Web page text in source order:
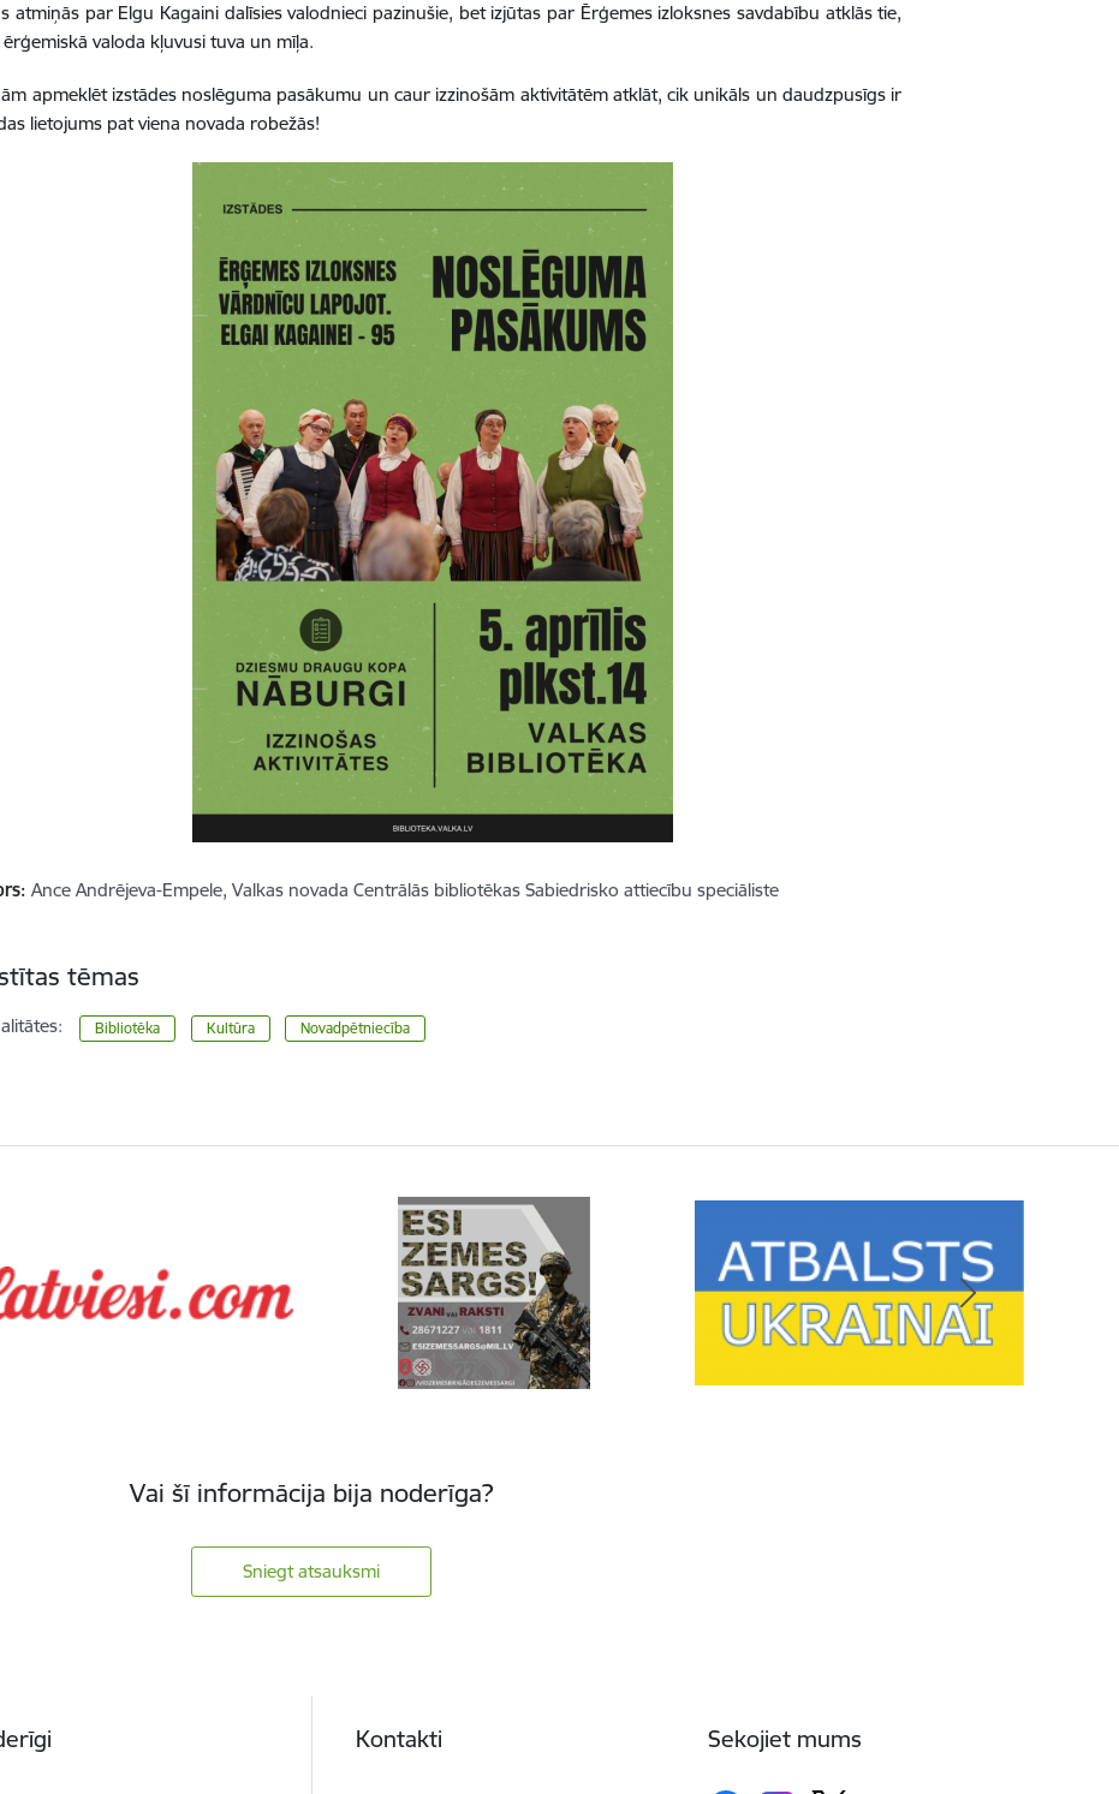
atmiņās par Elgu Kagaini dalīsies valodnieci pazinušie, bet izjūtas par Ērģemes izloksnes savdabību atklās tie,
valoda kļuvusi tuva un mīļa.
apmeklēt izstādes noslēguma pasākumu un caur izzinošām aktivitātēm atklāt, cik unikāls un daudzpusīgs ir
lietojums pat viena novada robežās!
Ance Andrējeva-Empele, Valkas novada Centrālās bibliotēkas Sabiedrisko attiecību speciāliste
tēmas
Bibliotēka Kultūra Novadpētniecība
Vai šī informācija bija noderīga?
Sniegt atsauksmi
Kontakti Sekojiet mums